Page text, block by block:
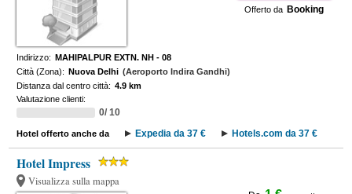
Offerto da Booking
Indirizzo: MAHIPALPUR EXTN. NH - 08
Città (Zona): Nuova Delhi (Aeroporto Indira Gandhi)
Distanza dal centro città: 4.9 km
Valutazione clienti:
0/ 10
Hotel offerto anche da Expedia da 37 € Hotels.com da 37 €
Hotel Impress
Visualizza sulla mappa